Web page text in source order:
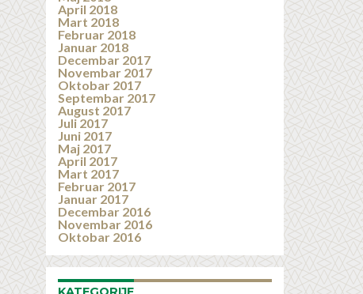
April 2018
Mart 2018
Februar 2018
Januar 2018
Decembar 2017
Novembar 2017
Oktobar 2017
Septembar 2017
August 2017
Juli 2017
Juni 2017
Maj 2017
April 2017
Mart 2017
Februar 2017
Januar 2017
Decembar 2016
Novembar 2016
Oktobar 2016